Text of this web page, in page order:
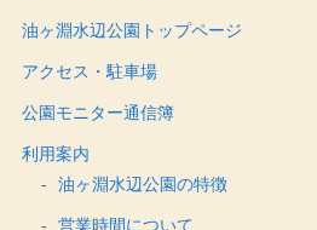
油ヶ淵水辺公園トップページ
アクセス・駐車場
公園モニター通信簿
利用案内
油ヶ淵水辺公園の特徴
営業時間について